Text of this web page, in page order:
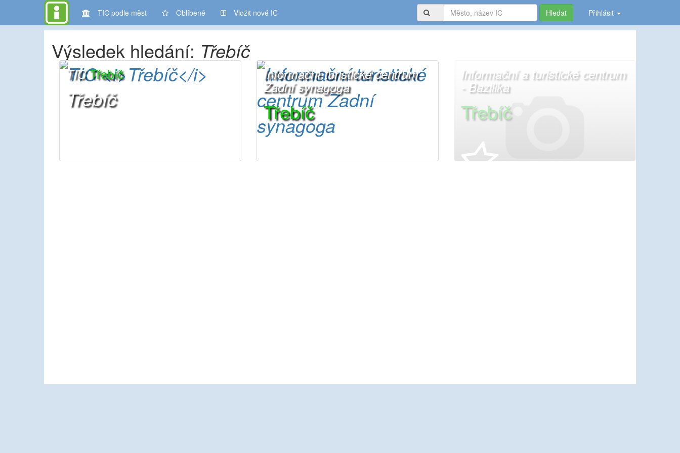
TIC podle měst Oblíbené Vložit nové IC Hledat Přihlásit
Výsledek hledání: Třebíč
TICTřebíč
Třebíč
Informační turistické centrum
Zadní synagoga
Třebíč
Informační a turistické centrum
- Bazilika
Třebíč